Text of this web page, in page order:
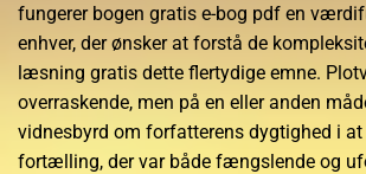
fungerer bogen gratis e-bog pdf en
enhver, der ønsker at forstå de
læsning gratis dette flertydige emne.
overraskende, men på en eller anden
vidnesbyrd om forfatterens dygtighed i at
fortælling, der var både fængslende og